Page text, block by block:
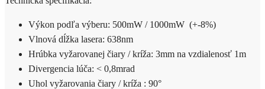
Výkon podľa výberu: 500mW / 1000mW (+-8%)
Vlnová dĺžka lasera: 638nm
Hrúbka vyžarovanej čiary / kríža: 3mm na vzdialenosť 1m
Divergencia lúča: < 0,8mrad
Uhol vyžarovania čiary / kríža : 90°